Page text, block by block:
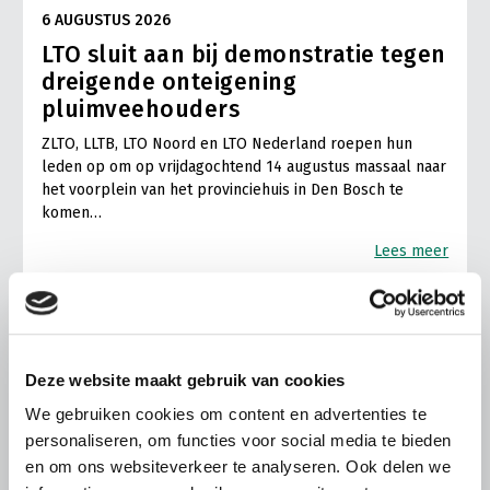
Deze website maakt gebruik van cookies
We gebruiken cookies om content en advertenties te
personaliseren, om functies voor social media te bieden
en om ons websiteverkeer te analyseren. Ook delen we
6 AUGUSTUS 2026
LTO sluit aan bij demonstratie tegen
dreigende onteigening
pluimveehouders
ZLTO, LLTB, LTO Noord en LTO Nederland roepen hun
leden op om op vrijdagochtend 14 augustus massaal naar
het voorplein van het provinciehuis in Den Bosch te
komen…
Lees meer